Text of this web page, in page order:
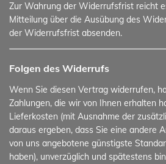
Zur Wahrung der Widerrufsfrist reicht
Mitteilung über die Ausübung des
der Widerrufsfrist absenden.
Folgen des Widerrufs
Wenn Sie diesen Vertrag widerrufen,
Zahlungen, die wir von Ihnen erhalten
Lieferkosten (mit Ausnahme der
daraus ergeben, dass Sie eine andere
von uns angebotene günstigste
haben), unverzüglich und spätestens